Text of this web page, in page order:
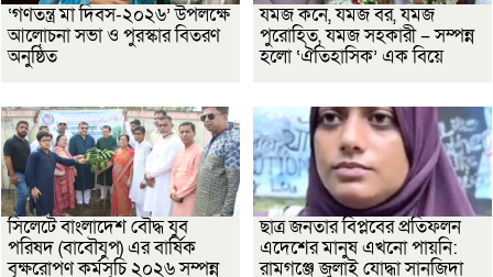
‘গণতন্ত্র মা দিবস-২০২৬’ উপলক্ষে
আলোচনা সভা ও পুরস্কার বিতরণ
অনুষ্ঠিত
যমজ কনে, যমজ বর, যমজ
পুরোহিত, যমজ সহকারী – সম্পন্ন
হলো ‘ঐতিহাসিক’ এক বিয়ে
সিলেটে বাংলাদেশ বৌদ্ধ যুব
পরিষদ (বাবৌযুপ) এর বার্ষিক
বৃক্ষরোপণ কর্মসূচি ২০২৬ সম্পন্ন
ছাত্র জনতার বিপ্লবের প্রতিফলন
এদেশের মানুষ এখনো পায়নি:
রামগঞ্জে জুলাই যোদ্ধা সানজিদা